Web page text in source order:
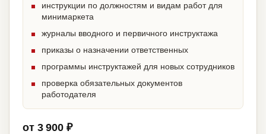
инструкции по должностям и видам работ для
минимаркета
журналы вводного и первичного инструктажа
приказы о назначении ответственных
программы инструктажей для новых сотрудников
проверка обязательных документов
работодателя
от 3 900 ₽